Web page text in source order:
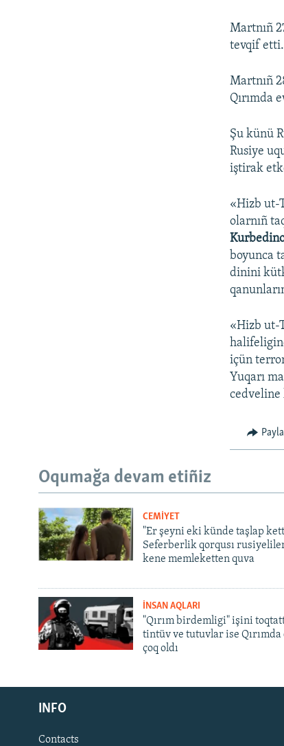
Русский
Українською
Martnıñ
tevqif etti.
Martnıñ
Qırımda
Şu künü
Rusiye
iştirak
«Hizb ut-
olarnıñ
boyunca
dinini
«Hizb ut-
içün
Yuqarı
cedveline
Oqumağa devam etiñiz
CEMİYET
"Er şeyni eki künde taşlap
Seferberlik qorqusı
kene memleketten quva
İNSAN AQLARI
"Qırım birdemligi" işini
tintüv ve tutuvlar ise Qırımda
çoq oldı
INFO
Contacts